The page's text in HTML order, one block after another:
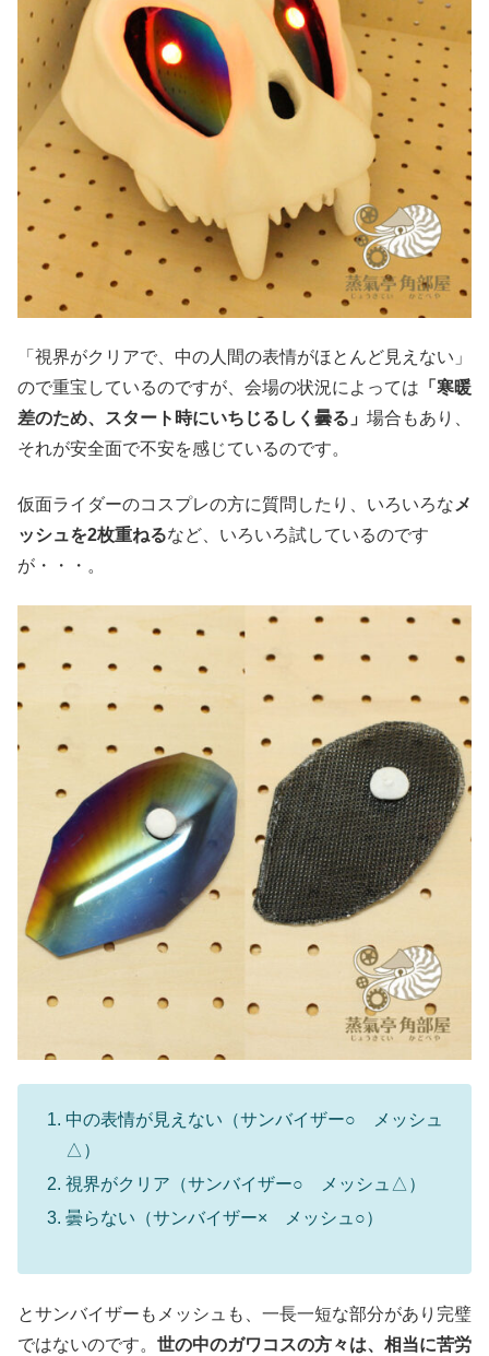
「視界がクリアで、中の人間の表情がほとんど見えない」
ので重宝しているのですが、会場の状況によっては 「寒暖
差のため、スタート時にいちじるしく曇る」 場合もあり、
それが安全面で不安を感じているのです。
仮面ライダーのコスプレの方に質問したり、いろいろな メ
ッシュを2枚重ねるなど、いろいろ試しているのです
が・・・。
中の表情が見えない（サンバイザー○ メッシュ
△）
視界がクリア（サンバイザー○ メッシュ△）
曇らない（サンバイザー× メッシュ○）
とサンバイザーもメッシュも、一長一短な部分があり完璧
ではないのです。 世の中のガワコスの方々は、相当に苦労